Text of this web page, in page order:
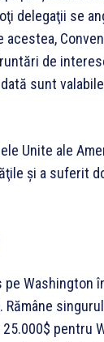
delegaţii se
acestea,
de
sunt
Unite ale
şi a suferit
Washington
Rămâne
25.000$ pentru